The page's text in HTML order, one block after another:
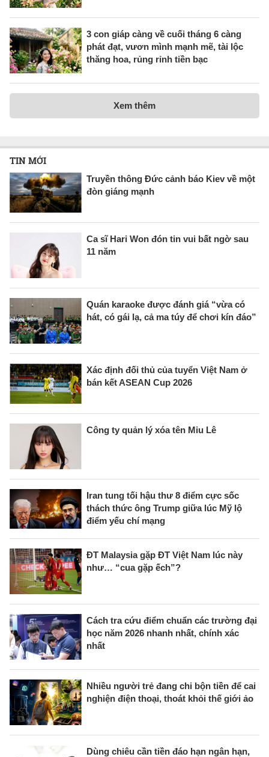
3 con giáp càng về cuối tháng 6 càng
phát đạt, vươn mình mạnh mẽ, tài lộc
thăng hoa, rủng rỉnh tiền bạc
Xem thêm
TIN MỚI
Truyền thông Đức cảnh báo Kiev về một
đòn giáng mạnh
Ca sĩ Hari Won đón tin vui bất ngờ sau
11 năm
Quán karaoke được đánh giá “vừa có
hát, có gái lạ, cả ma túy để chơi kín đáo”
Xác định đối thủ của tuyển Việt Nam ở
bán kết ASEAN Cup 2026
Công ty quản lý xóa tên Miu Lê
Iran tung tối hậu thư 8 điểm cực sốc
thách thức ông Trump giữa lúc Mỹ lộ
điểm yếu chí mạng
ĐT Malaysia gặp ĐT Việt Nam lúc này
như… “cua gặp ếch”?
Cách tra cứu điểm chuẩn các trường đại
học năm 2026 nhanh nhất, chính xác
nhất
Nhiều người trẻ đang chi bộn tiền để cai
nghiện điện thoại, thoát khỏi thế giới ảo
Dùng chiêu cần tiền đáo hạn ngân hạn,